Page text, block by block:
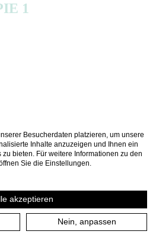
1
Besucherdaten platzieren, um unsere
Inhalte anzuzeigen und Ihnen ein
bieten. Für weitere Informationen zu den
Sie die Einstellungen.
akzeptieren
Nein, anpassen